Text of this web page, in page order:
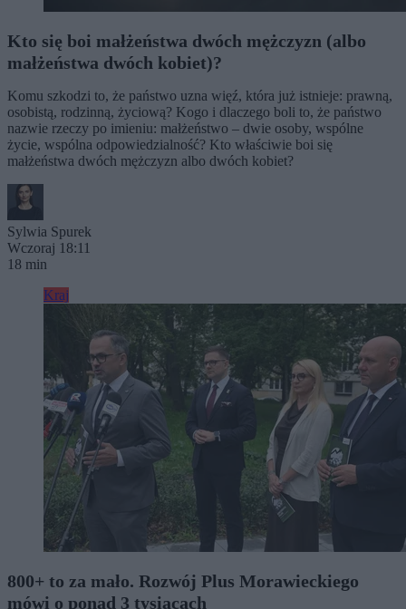
Kto się boi małżeństwa dwóch mężczyzn (albo
małżeństwa dwóch kobiet)?
Komu szkodzi to, że państwo uzna więź, która już istnieje: prawną,
osobistą, rodzinną, życiową? Kogo i dlaczego boli to, że państwo
nazwie rzeczy po imieniu: małżeństwo – dwie osoby, wspólne
życie, wspólna odpowiedzialność? Kto właściwie boi się
małżeństwa dwóch mężczyzn albo dwóch kobiet?
Sylwia Spurek
Wczoraj 18:11
18 min
Kraj
800+ to za mało. Rozwój Plus Morawieckiego
mówi o ponad 3 tysiącach